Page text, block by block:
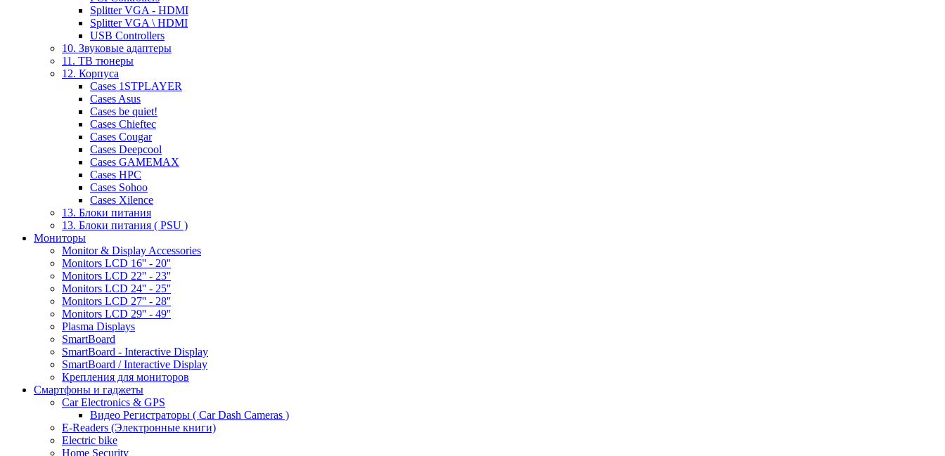
Splitter VGA - HDMI
Splitter VGA \ HDMI
USB Controllers
10. Звуковые адаптеры
11. ТВ тюнеры
12. Корпуса
Cases 1STPLAYER
Cases Asus
Cases be quiet!
Cases Chieftec
Cases Cougar
Cases Deepcool
Cases GAMEMAX
Cases HPC
Cases Sohoo
Cases Xilence
13. Блоки питания
13. Блоки питания ( PSU )
Мониторы
Monitor & Display Accessories
Monitors LCD 16'' - 20''
Monitors LCD 22'' - 23''
Monitors LCD 24'' - 25''
Monitors LCD 27'' - 28''
Monitors LCD 29'' - 49''
Plasma Displays
SmartBoard
SmartBoard - Interactive Display
SmartBoard / Interactive Display
Крепления для мониторов
Смартфоны и гаджеты
Car Electronics & GPS
Видео Регистраторы ( Car Dash Cameras )
E-Readers (Электронные книги)
Electric bike
Home Security